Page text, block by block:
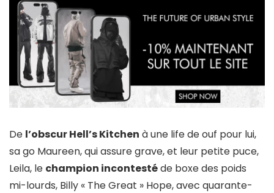
De l’obscur Hell’s Kitchen à une life de ouf pour lui,
sa go Maureen, qui assure grave, et leur petite puce,
Leila, le champion incontestéde boxe des poids
mi-lourds, Billy « The Great » Hope, avec quarante-